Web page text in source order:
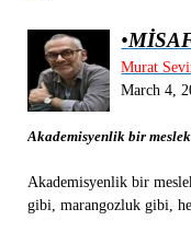
•
Murat
March 4,
Akademisyenlik bir
Akademisyenlik bir
gibi, marangozluk gibi,